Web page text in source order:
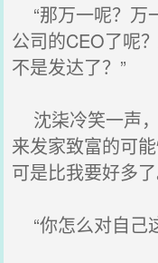
“那万一呢？万
公司的CEO了呢
不是发达了？”
沈柒冷笑一声
来发家致富的可
可是比我要好多了
“你怎么对自己